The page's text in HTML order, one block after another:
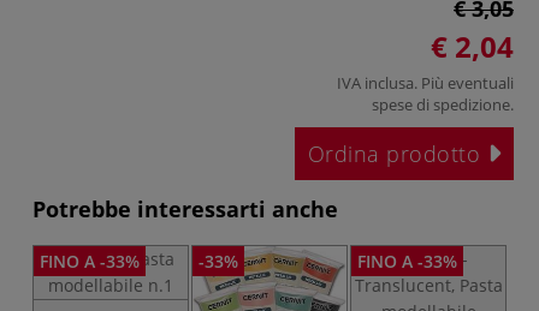
€ 3,05
€ 2,04
IVA inclusa. Più eventuali
spese di spedizione.
Ordina prodotto
Potrebbe interessarti anche
FINO A -33% -33% FINO A -33%